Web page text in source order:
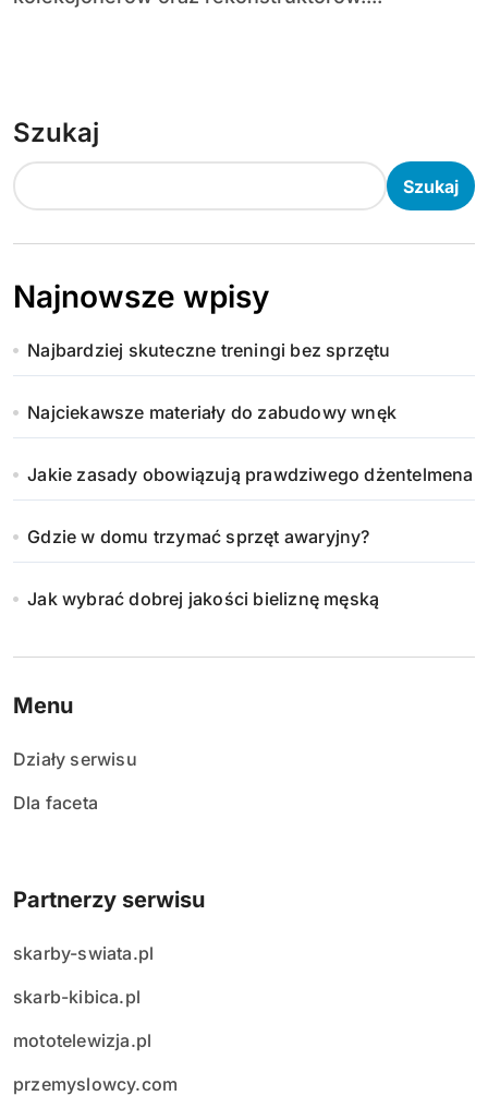
Szukaj
Szukaj
Najnowsze wpisy
Najbardziej skuteczne treningi bez sprzętu
Najciekawsze materiały do zabudowy wnęk
Jakie zasady obowiązują prawdziwego dżentelmena
Gdzie w domu trzymać sprzęt awaryjny?
Jak wybrać dobrej jakości bieliznę męską
Menu
Działy serwisu
Dla faceta
Partnerzy serwisu
skarby-swiata.pl
skarb-kibica.pl
mototelewizja.pl
przemyslowcy.com